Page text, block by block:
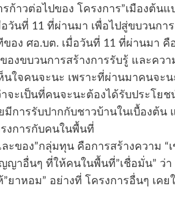
าวต่อไปของ โครงการ”เมืองต้น
อวันที่ 11 ที่ผ่านมา เพื่อไปสู่ขบวนก
ของ ศอ.บต. เมื่อวันที่ 11 ที่ผ่านมา
ของขบวนการสร้างการรับรู้ และคว
นใจคนจะนะ เพราะที่ผ่านมาคนจะ
จะเป็นที่คนจะนะต้องได้รับประโย
การรับปากกับชาวบ้านในเบื้องต้น
รงการกับคนในพื้นที่
ของ”กลุ่มทุน คือการสร้างความ “
าอื่นๆ ที่ให้คนในพื้นที่”เชื่อมั่น” ว่
ยาหอม” อย่างที่ โครงการอื่นๆ เคย